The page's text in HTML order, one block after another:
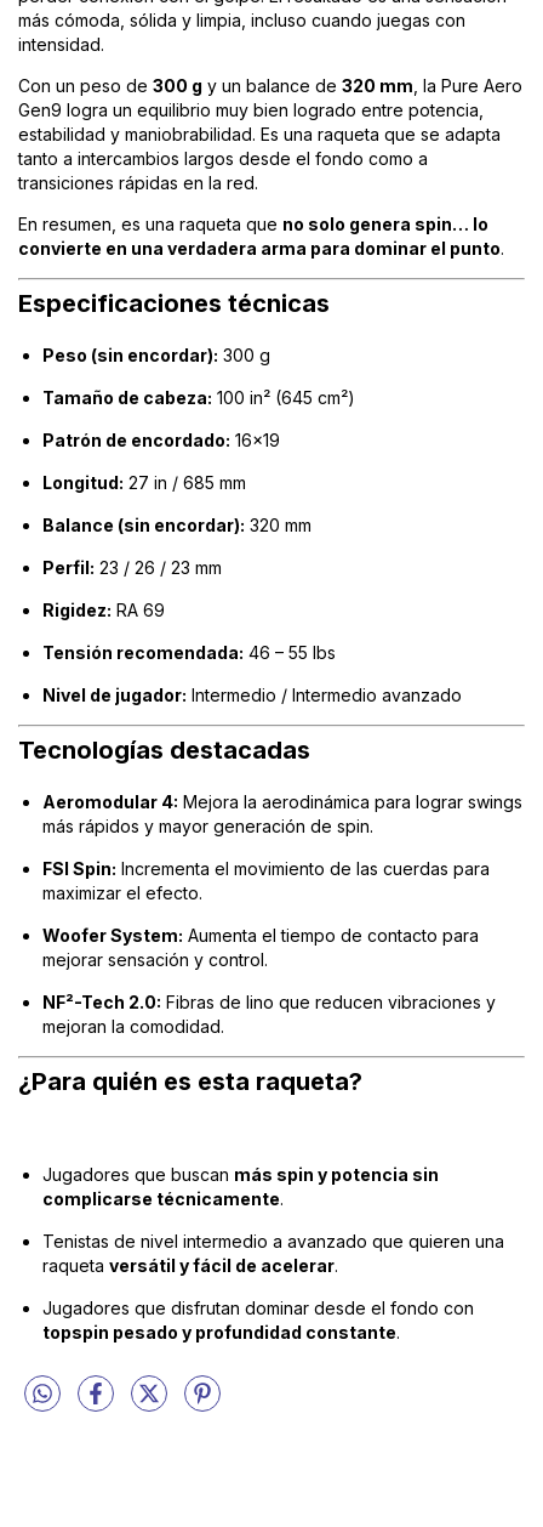
más cómoda, sólida y limpia, incluso cuando juegas con
intensidad.
Con un peso de 300 g y un balance de 320 mm , la Pure Aero
Gen9 logra un equilibrio muy bien logrado entre potencia,
estabilidad y maniobrabilidad. Es una raqueta que se adapta
tanto a intercambios largos desde el fondo como a
transiciones rápidas en la red.
En resumen, es una raqueta que no solo genera spin… lo
convierte en una verdadera arma para dominar el punto.
Especificaciones técnicas
Peso (sin encordar): 300 g
Tamaño de cabeza: 100 in² (645 cm²)
Patrón de encordado: 16x19
Longitud: 27 in / 685 mm
Balance (sin encordar): 320 mm
Perfil: 23 / 26 / 23 mm
Rigidez: RA 69
Tensión recomendada: 46 – 55 lbs
Nivel de jugador: Intermedio / Intermedio avanzado
Tecnologías destacadas
Aeromodular 4: Mejora la aerodinámica para lograr swings
más rápidos y mayor generación de spin.
FSI Spin: Incrementa el movimiento de las cuerdas para
maximizar el efecto.
Woofer System: Aumenta el tiempo de contacto para
mejorar sensación y control.
NF²-Tech 2.0: Fibras de lino que reducen vibraciones y
mejoran la comodidad.
¿Para quién es esta raqueta?
Jugadores que buscan más spin y potencia sin
complicarse técnicamente.
Tenistas de nivel intermedio a avanzado que quieren una
raqueta versátil y fácil de acelerar.
Jugadores que disfrutan dominar desde el fondo con
topspin pesado y profundidad constante.